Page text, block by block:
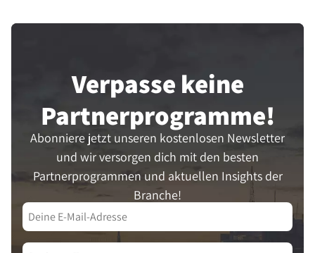
Verpasse keine
Partner­programme!
Abonniere jetzt unseren kostenlosen Newsletter
und wir versorgen dich mit den besten
Partnerprogrammen und aktuellen Insights der
Branche!